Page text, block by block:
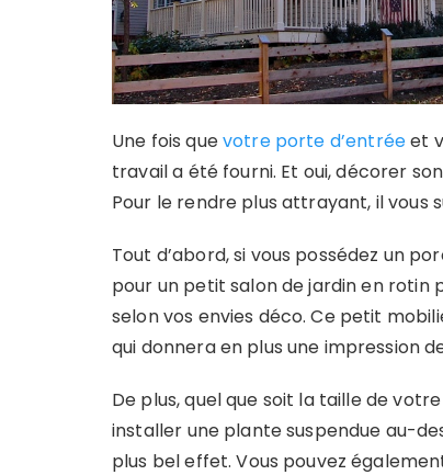
Une fois quevotre porte d’entréeet
travail a été fourni. Et oui, décorer
Pour le rendre plus attrayant, il vous
Tout d’abord, si vous possédez un
pour un petit salon de jardin en rotin
selon vos envies déco. Ce petit
qui donnera en plus une impression
De plus, quel que soit la taille de
installer une plante suspendue au-
plus bel effet. Vous pouvez